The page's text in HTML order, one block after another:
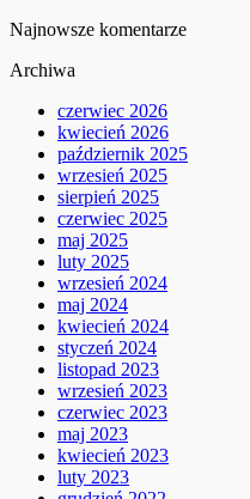
Najnowsze komentarze
Archiwa
czerwiec 2026
kwiecień 2026
październik 2025
wrzesień 2025
sierpień 2025
czerwiec 2025
maj 2025
luty 2025
wrzesień 2024
maj 2024
kwiecień 2024
styczeń 2024
listopad 2023
wrzesień 2023
czerwiec 2023
maj 2023
kwiecień 2023
luty 2023